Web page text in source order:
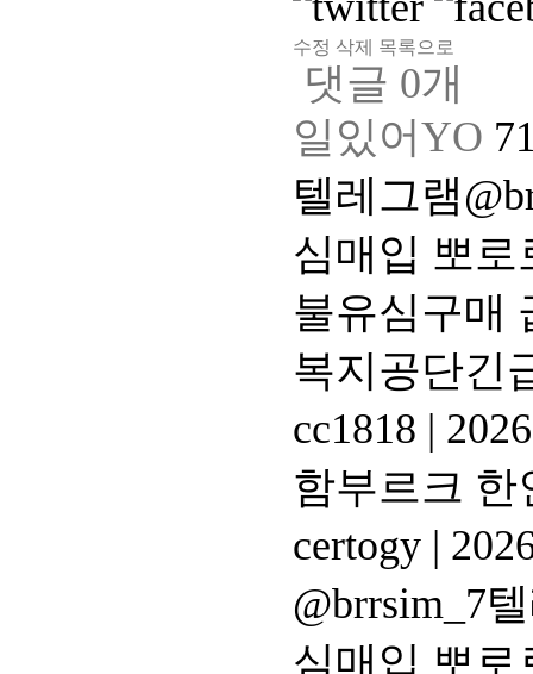
수정 삭제 목록으로
댓글 0개
일있어YO
텔레그램
심매입 뽀
불유심구매
복지공단긴
cc1818 |
함부르크 한
certogy |
@brrsim_7
심매입 뽀